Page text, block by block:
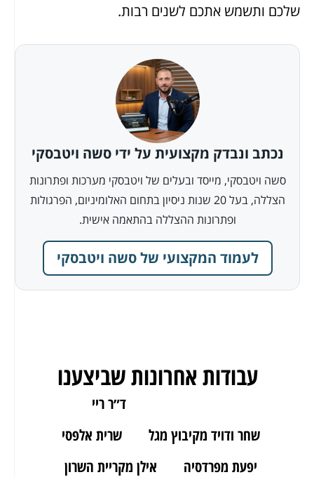
שלכם ותשמש אתכם לשנים רבות.
נכתב ונבדק מקצועית על ידי סשה ויטבסקי
סשה ויטבסקי, מייסד ובעלים של ויטבסקי מערכות ופתרונות
הצללה, בעל 20 שנות ניסיון בתחום האלומיניום, הפרגולות
ופתרונות ההצללה בהתאמה אישית.
לעמוד המקצועי של סשה ויטבסקי
עבודות אחרונות שביצענו
ד״ר ריי
שחר ודויד מקיבוץ מגל
שרית אלפסי
יפעת מפרדסיה
אילן מקריית השרון